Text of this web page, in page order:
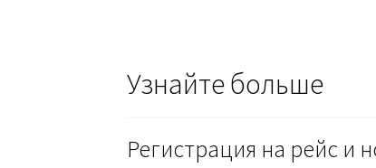
Узнайте больше
Регистрация на рейс и